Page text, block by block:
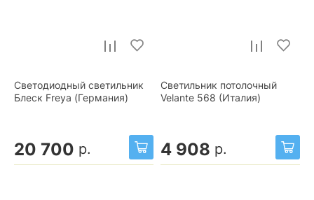
Светодиодный светильник
Блеск Freya (Германия)
20 700 р.
Светильник потолочный
Velante 568 (Италия)
4 908 р.